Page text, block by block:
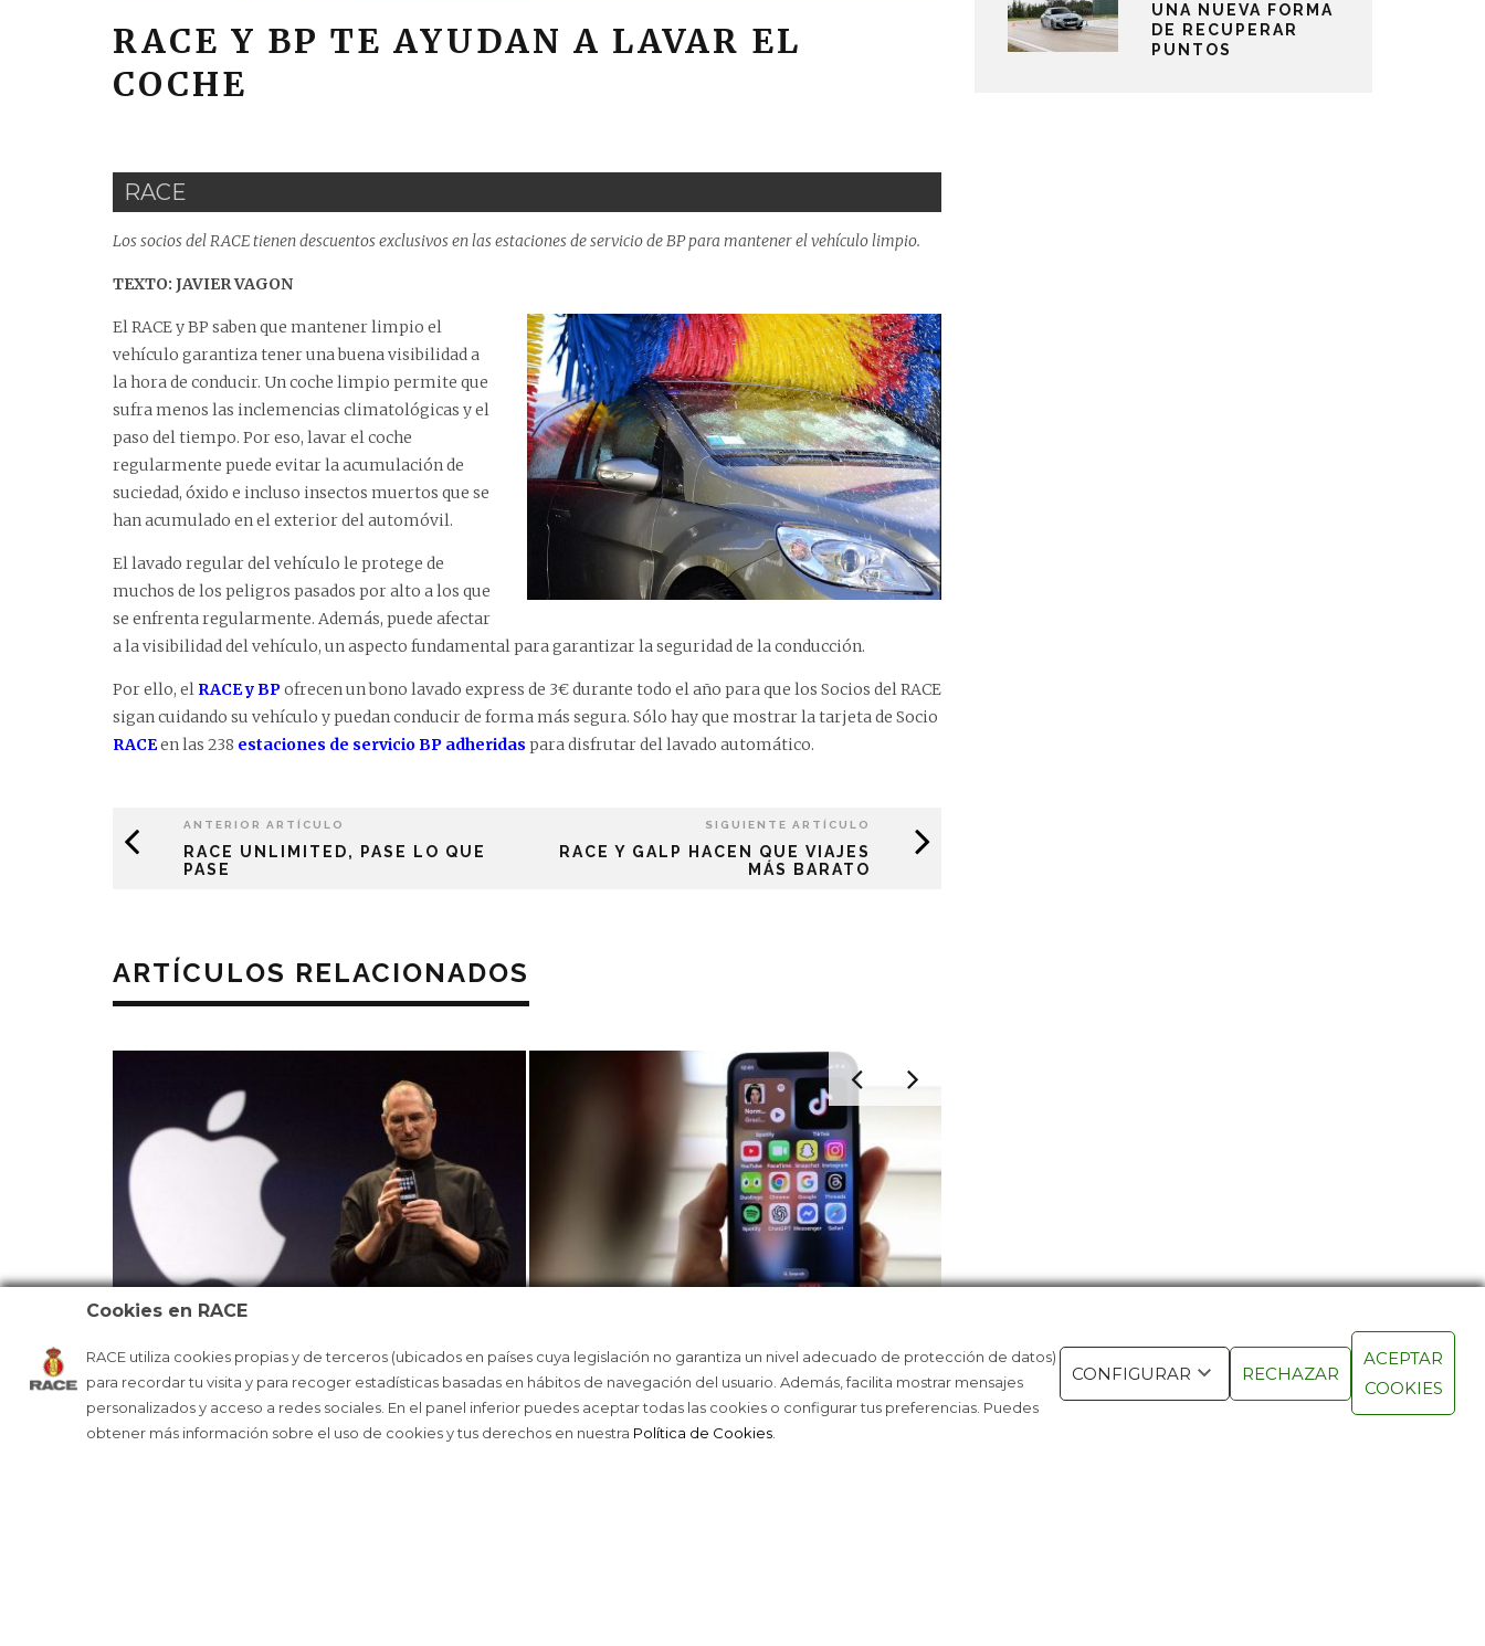
Cookies en RACE
RACE utiliza cookies propias y de terceros (ubicados en países cuya legislación no garantiza un nivel adecuado de protección de datos)
para recordar tu visita y para recoger estadísticas basadas en hábitos de navegación del usuario. Además, facilita mostrar mensajes
personalizados y acceso a redes sociales. En el panel inferior puedes aceptar todas las cookies o configurar tus preferencias. Puedes
obtener más información sobre el uso de cookies y tus derechos en nuestra Política de Cookies.
CONFIGURAR RECHAZAR
ACEPTAR
COOKIES
RACE Y BP TE AYUDAN A LAVAR EL
COCHE
RACE
Los socios del RACE tienen descuentos exclusivos en las estaciones de servicio de BP para mantener el vehículo limpio.
TEXTO: JAVIER VAGON
El RACE y BP saben que mantener limpio el
vehículo garantiza tener una buena visibilidad a
la hora de conducir. Un coche limpio permite que
sufra menos las inclemencias climatológicas y el
paso del tiempo. Por eso, lavar el coche
regularmente puede evitar la acumulación de
suciedad, óxido e incluso insectos muertos que se
han acumulado en el exterior del automóvil.
El lavado regular del vehículo le protege de
muchos de los peligros pasados por alto a los que
se enfrenta regularmente. Además, puede afectar
a la visibilidad del vehículo, un aspecto fundamental para garantizar la seguridad de la conducción.
Por ello, el RACE y BPofrecen un bono lavado express de 3€ durante todo el año para que los Socios del RACE
sigan cuidando su vehículo y puedan conducir de forma más segura. Sólo hay que mostrar la tarjeta de Socio
RACEen las 238 estaciones de servicio BP adheridas para disfrutar del lavado automático.
ANTERIOR ARTÍCULO
RACE UNLIMITED, PASE LO QUE
PASE
SIGUIENTE ARTÍCULO
RACE Y GALP HACEN QUE VIAJES
MÁS BARATO
ARTÍCULOS RELACIONADOS
LA MANZANA DE APPLE CUMPLE 50
AÑOS
ASÍ TE ENGANCHAN LOS ALGORITMOS
DE LAS REDES
LA NUEVA GENERACIÓN DE
WEARABLES ES INVISIBLE
LA
AVIACIÓN
AÑOS
UNA NUEVA FORMA
DE RECUPERAR
PUNTOS